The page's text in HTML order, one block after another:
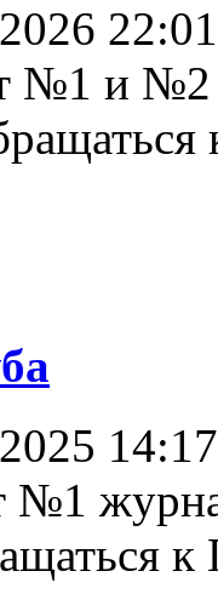
22:01
№1 и №2
14:17
№1